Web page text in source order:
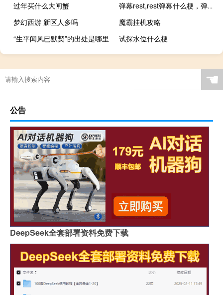
过年买什么大闸蟹
弹幕rest,rest弹幕什么梗，弹幕rest是什么意思？什么梗
梦幻西游 新区人多吗
魔霸挂机攻略
“生平闻风已默契”的出处是哪里
试探水位什么梗
☚
公告
DeepSeek全套部署资料免费下载